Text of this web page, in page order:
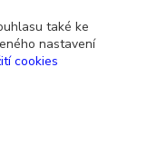
také ke
nastavení
cookies